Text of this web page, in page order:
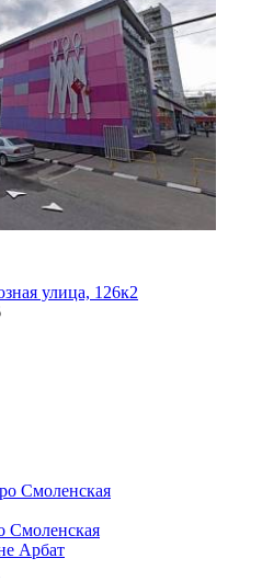
улица, 126к2
Смоленская
Смоленская
Арбат